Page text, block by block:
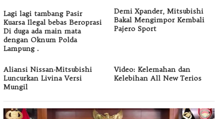
Lagi lagi tambang Pasir
Kuarsa Ilegal bebas Beroprasi
Di duga ada main mata
dengan Oknum Polda
Lampung .
Demi Xpander, Mitsubishi
Bakal Mengimpor Kembali
Pajero Sport
Aliansi Nissan-Mitsubishi
Luncurkan Livina Versi
Mungil
Video: Kelemahan dan
Kelebihan All New Terios